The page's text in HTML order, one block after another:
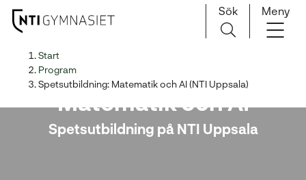
Huvudnavigation
Sök Meny
Start
Program
Spetsutbildning: Matematik och AI (NTI Uppsala)
Matematik och AI
Spetsutbildning på NTI Uppsala